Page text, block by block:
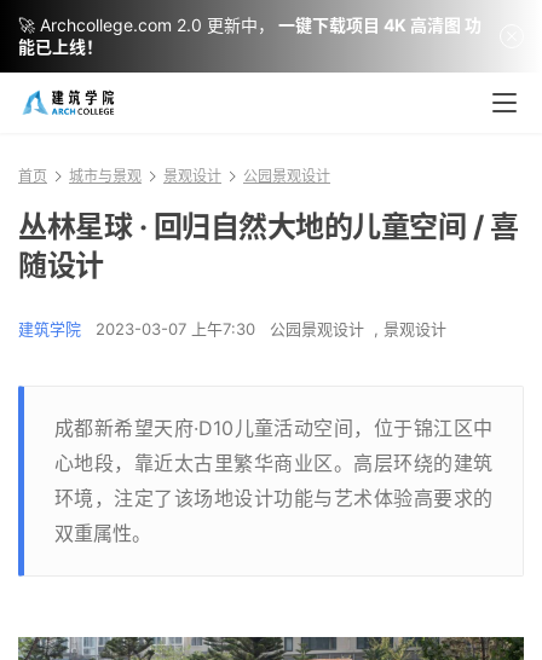
首页 城市与景观 景观设计 公园景观设计
丛林星球 · 回归自然大地的儿童空间 / 喜
随设计
建筑学院 2023-03-07 上午7:30 公园景观设计 , 景观设计
成都新希望天府·D10儿童活动空间，位于锦江区中
心地段，靠近太古里繁华商业区。高层环绕的建筑
环境，注定了该场地设计功能与艺术体验高要求的
双重属性。
🚀 Archcollege.com 2.0 更新中，
一键下载项目 4K 高清图 功
能已上线！